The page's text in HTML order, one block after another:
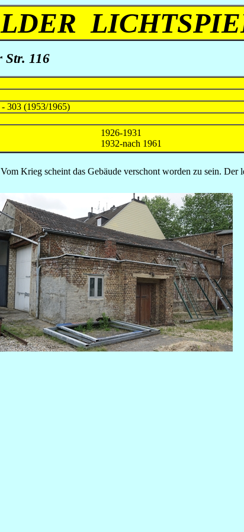
Str. 116
303 (1953/1965)
1926-1931
1932-nach 1961
Krieg scheint das Gebäude verschont worden zu sein.